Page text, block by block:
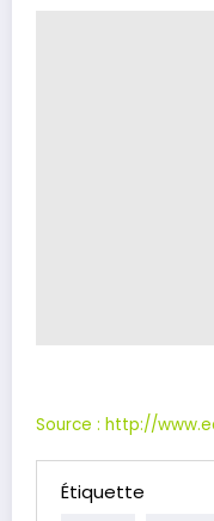
Source : http://
Étiquette